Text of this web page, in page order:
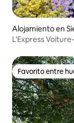
Alojamiento en
L'Express
Favorito entre
Favorito entre